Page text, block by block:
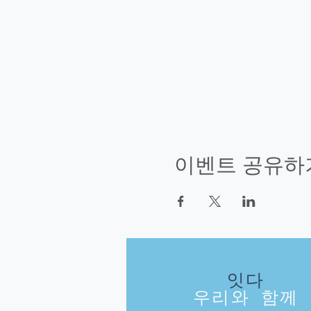
이벤트 공유하
잇다
우리와 함께